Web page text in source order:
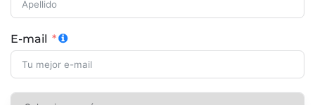
E-mail